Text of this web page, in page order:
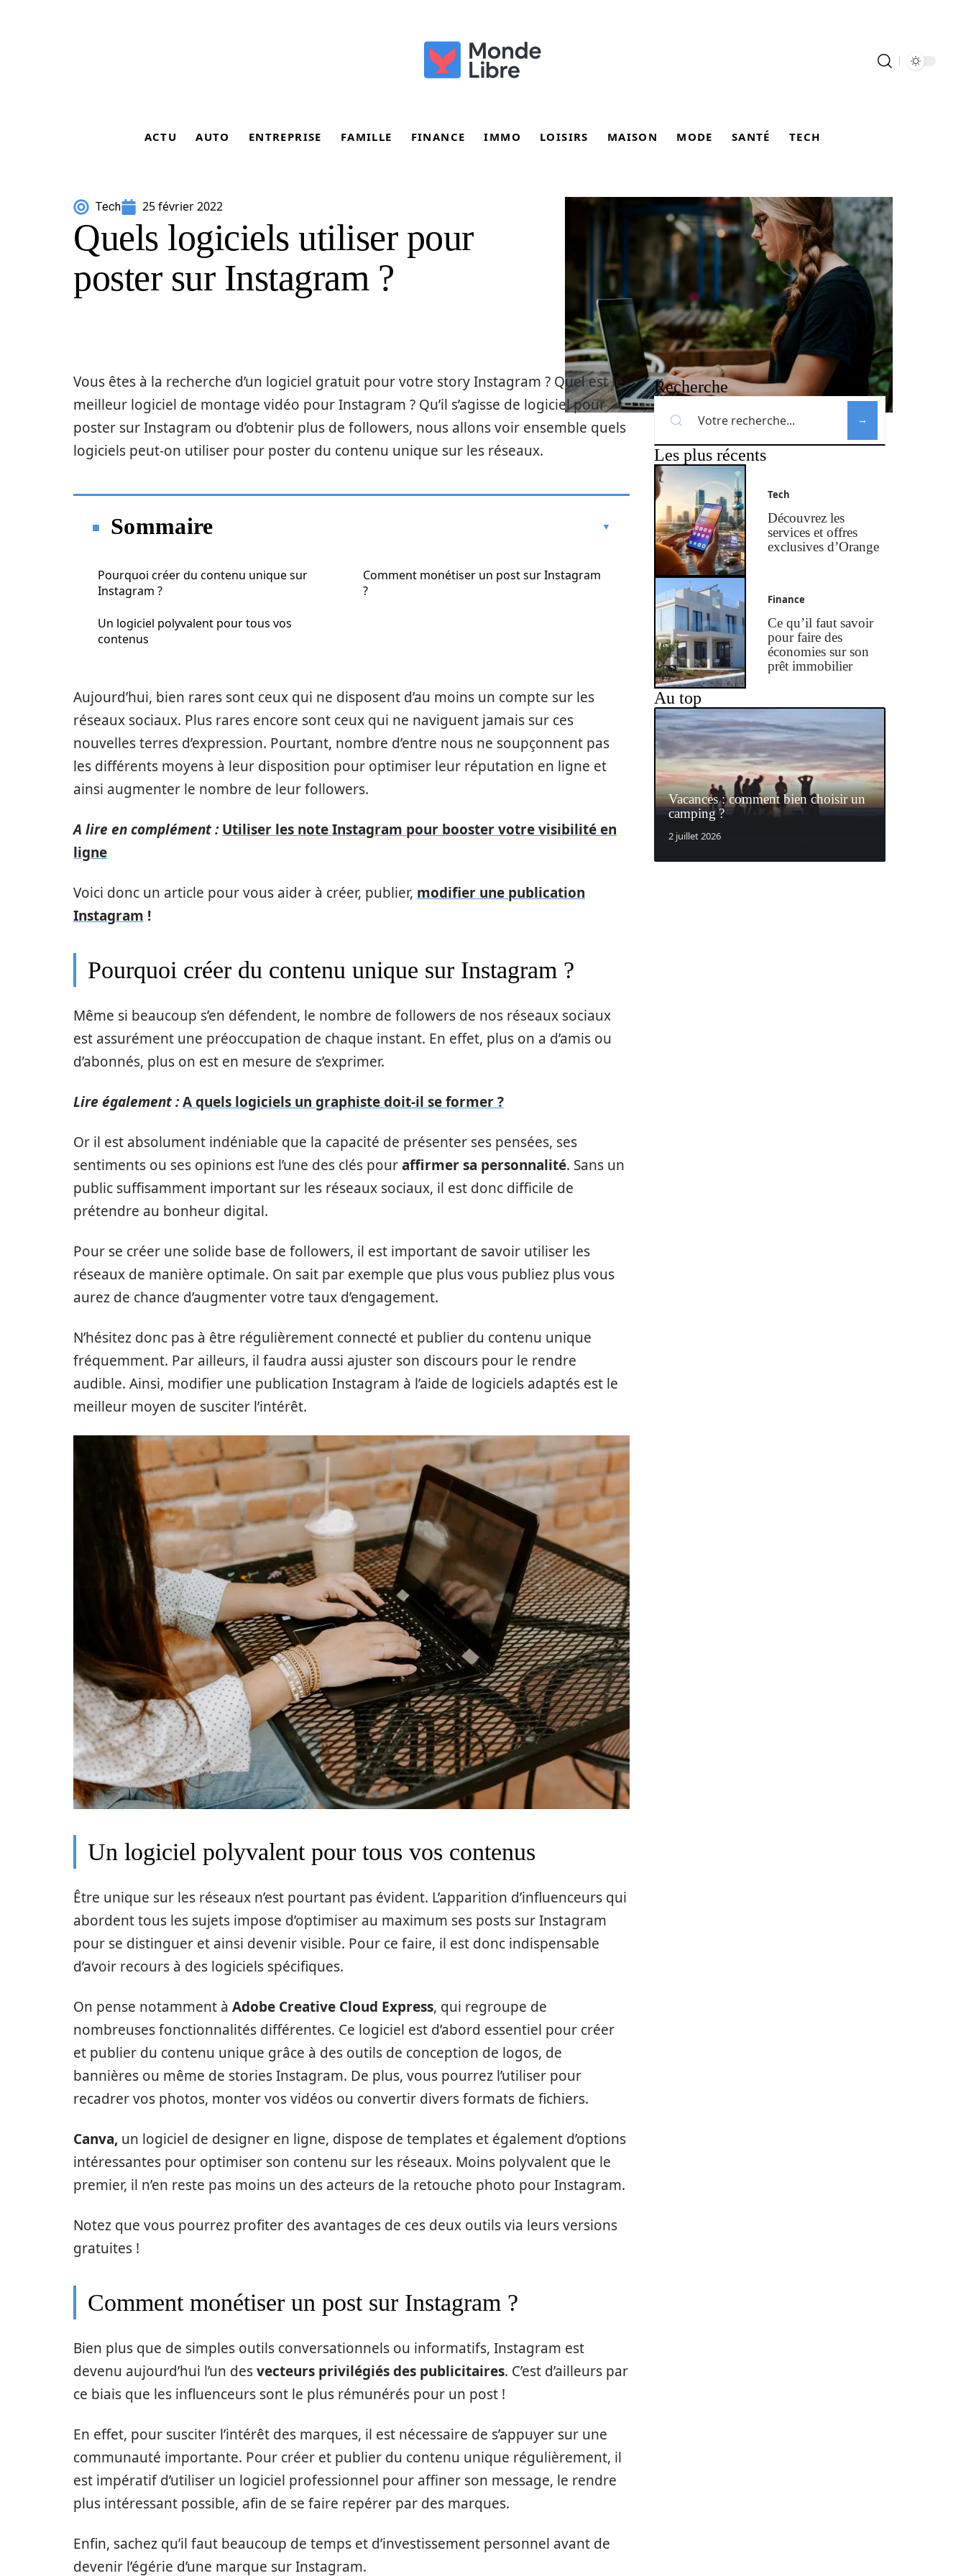
ACTU AUTO ENTREPRISE FAMILLE FINANCE IMMO LOISIRS MAISON MODE SANTÉ TECH
Tech 25 février 2022
Quels logiciels utiliser pour
poster sur Instagram ?
Vous êtes à la recherche d’un logiciel gratuit pour votre story Instagram ? Quel est le
meilleur logiciel de montage vidéo pour Instagram ? Qu’il s’agisse de logiciel pour
poster sur Instagram ou d’obtenir plus de followers, nous allons voir ensemble quels
logiciels peut-on utiliser pour poster du contenu unique sur les réseaux.
Sommaire
Pourquoi créer du contenu unique sur
Instagram ?
Un logiciel polyvalent pour tous vos
contenus
Comment monétiser un post sur Instagram
?
Aujourd’hui, bien rares sont ceux qui ne disposent d’au moins un compte sur les
réseaux sociaux. Plus rares encore sont ceux qui ne naviguent jamais sur ces
nouvelles terres d’expression. Pourtant, nombre d’entre nous ne soupçonnent pas
les différents moyens à leur disposition pour optimiser leur réputation en ligne et
ainsi augmenter le nombre de leur followers.
A lire en complément : Utiliser les note Instagram pour booster votre visibilité en
ligne
Voici donc un article pour vous aider à créer, publier, modifier une publication
Instagram !
Pourquoi créer du contenu unique sur Instagram ?
Même si beaucoup s’en défendent, le nombre de followers de nos réseaux sociaux
est assurément une préoccupation de chaque instant. En effet, plus on a d’amis ou
d’abonnés, plus on est en mesure de s’exprimer.
Lire également :A quels logiciels un graphiste doit-il se former ?
Or il est absolument indéniable que la capacité de présenter ses pensées, ses
sentiments ou ses opinions est l’une des clés pouraffirmer sa personnalité. Sans un
public suffisamment important sur les réseaux sociaux, il est donc difficile de
prétendre au bonheur digital.
Pour se créer une solide base de followers, il est important de savoir utiliser les
réseaux de manière optimale. On sait par exemple que plus vous publiez plus vous
aurez de chance d’augmenter votre taux d’engagement.
N’hésitez donc pas à être régulièrement connecté et publier du contenu unique
fréquemment. Par ailleurs, il faudra aussi ajuster son discours pour le rendre
audible. Ainsi, modifier une publication Instagram à l’aide de logiciels adaptés est le
meilleur moyen de susciter l’intérêt.
Un logiciel polyvalent pour tous vos contenus
Être unique sur les réseaux n’est pourtant pas évident. L’apparition d’influenceurs qui
abordent tous les sujets impose d’optimiser au maximum ses posts sur Instagram
pour se distinguer et ainsi devenir visible. Pour ce faire, il est donc indispensable
d’avoir recours à des logiciels spécifiques.
On pense notamment à Adobe Creative Cloud Express, qui regroupe de
nombreuses fonctionnalités différentes. Ce logiciel est d’abord essentiel pour créer
et publier du contenu unique grâce à des outils de conception de logos, de
bannières ou même de stories Instagram. De plus, vous pourrez l’utiliser pour
recadrer vos photos, monter vos vidéos ou convertir divers formats de fichiers.
Canva, un logiciel de designer en ligne, dispose de templates et également d’options
intéressantes pour optimiser son contenu sur les réseaux. Moins polyvalent que le
premier, il n’en reste pas moins un des acteurs de la retouche photo pour Instagram.
Notez que vous pourrez profiter des avantages de ces deux outils via leurs versions
gratuites !
Comment monétiser un post sur Instagram ?
Bien plus que de simples outils conversationnels ou informatifs, Instagram est
devenu aujourd’hui l’un desvecteurs privilégiés des publicitaires. C’est d’ailleurs par
ce biais que les influenceurs sont le plus rémunérés pour un post !
En effet, pour susciter l’intérêt des marques, il est nécessaire de s’appuyer sur une
communauté importante. Pour créer et publier du contenu unique régulièrement, il
est impératif d’utiliser un logiciel professionnel pour affiner son message, le rendre
plus intéressant possible, afin de se faire repérer par des marques.
Enfin, sachez qu’il faut beaucoup de temps et d’investissement personnel avant de
devenir l’égérie d’une marque sur Instagram.
Recherche
Les plus récents
Tech
Découvrez les
services et offres
exclusives d’Orange
Finance
Ce qu’il faut savoir
pour faire des
économies sur son
prêt immobilier
Au top
Vacances : comment bien choisir un
camping ?
2 juillet 2026